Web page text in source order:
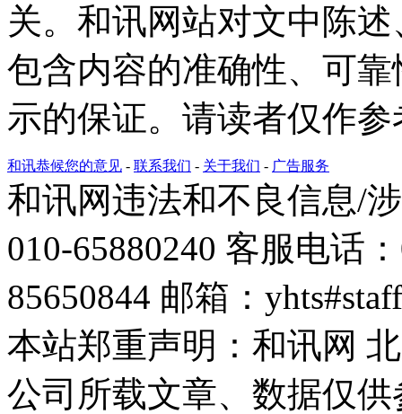
关。和讯网站对文中陈
包含内容的准确性、可
示的保证。请读者仅作
和讯恭候您的意见 - 联系我们 - 关于我们 - 广告服务
和讯网违法和不良信息/
010-65880240 客服电话
85650844 邮箱：
本站郑重声明：和讯网
公司所载文章、数据仅